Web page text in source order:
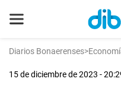
Diarios Bonaerenses>
15 de diciembre de 2023 -